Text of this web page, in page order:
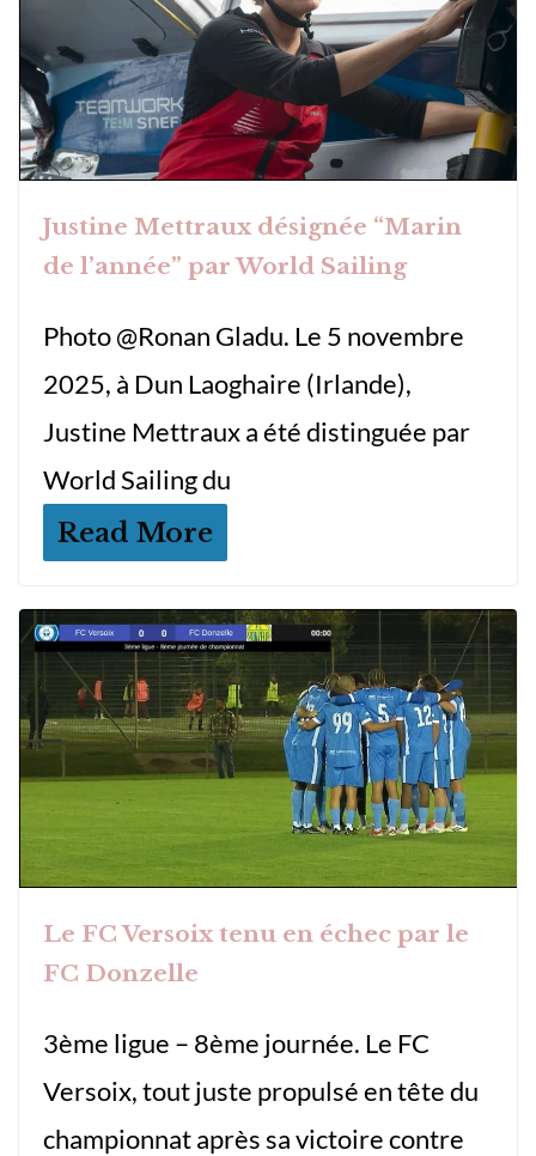
Justine Mettraux désignée “Marin
de l’année” par World Sailing
Photo @Ronan Gladu. Le 5 novembre
2025, à Dun Laoghaire (Irlande),
Justine Mettraux a été distinguée par
World Sailing du
Read More
Le FC Versoix tenu en échec par le
FC Donzelle
3ème ligue – 8ème journée. Le FC
Versoix, tout juste propulsé en tête du
championnat après sa victoire contre